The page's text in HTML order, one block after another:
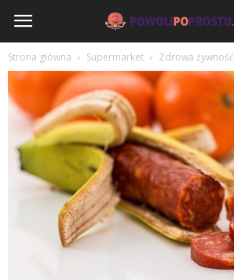
PowoliPoProstu.pl
Strona główna Supermarket Zdrowa żywność